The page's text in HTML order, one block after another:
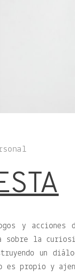
y
sobre la
un
es propio y